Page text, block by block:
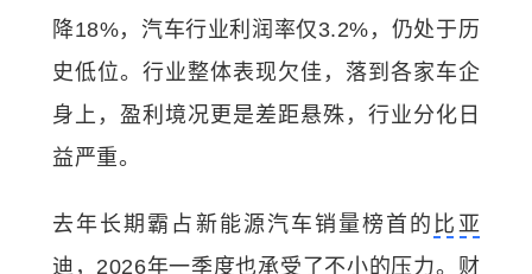
降18%，汽车行业利润率仅3.2%，仍处于历
史低位。行业整体表现欠佳，落到各家车企
身上，盈利境况更是差距悬殊，行业分化日
益严重。
去年长期霸占新能源汽车销量榜首的 比亚
迪 ，2026年一季度也承受了不小的压力。财